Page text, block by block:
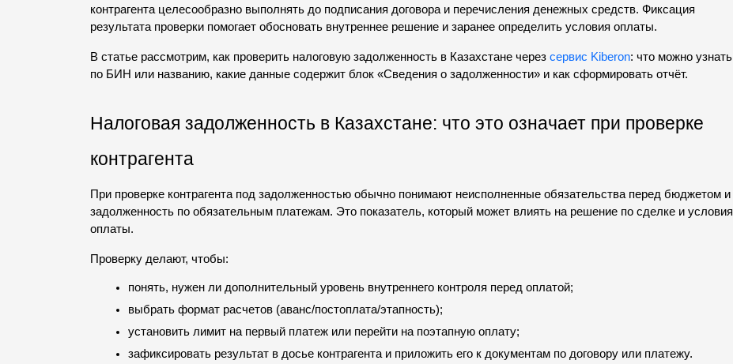
контрагента целесообразно выполнять до подписания договора и перечисления денежных средств. Фиксация
результата проверки помогает обосновать внутреннее решение и заранее определить условия оплаты.
В статье рассмотрим, как проверить налоговую задолженность в Казахстане через сервис Kiberon: что можно узнать
по БИН или названию, какие данные содержит блок «Сведения о задолженности» и как сформировать отчёт.
Налоговая задолженность в Казахстане: что это означает при проверке
контрагента
При проверке контрагента под задолженностью обычно понимают неисполненные обязательства перед бюджетом и
задолженность по обязательным платежам. Это показатель, который может влиять на решение по сделке и условия
оплаты.
Проверку делают, чтобы:
понять, нужен ли дополнительный уровень внутреннего контроля перед оплатой;
выбрать формат расчетов (аванс/постоплата/этапность);
установить лимит на первый платеж или перейти на поэтапную оплату;
зафиксировать результат в досье контрагента и приложить его к документам по договору или платежу.